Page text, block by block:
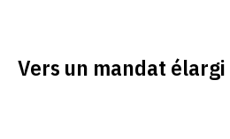
Vers un mandat élargi